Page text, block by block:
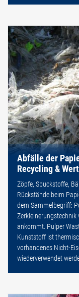
Abfälle der
Recycling &
Zöpfe, Spuckstoffe,
Rückstände beim
dem Sammelbegriff:
Zerkleinerungstechnik
ankommt. Pulper
Kunststoff ist
vorhandenes Nicht-
wiederverwendet